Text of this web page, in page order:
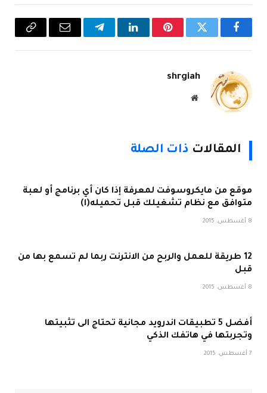
فيسبوكتويتر بينتيريستلينكدإن تيلقرام البريد
Copy
shrgiah
موقع
المقالات ذات الصلة
موقع من مايكروسوفت لمعرفة إذا كان أي برنامج أو لعبة
متوافق مع نظام تشغيلك قبل تحميله(ا)
8 أغسطس، 2015
12 طريقة للعمل والربح من الانترنت ربما لم تسمع بها من
قبل
8 أغسطس، 2015
أفضل 5 تطبيقات اندرويد مجانية تحتاج الى تثبيتها
وتجربتها في هاتفك الذكي
7 أغسطس، 2015